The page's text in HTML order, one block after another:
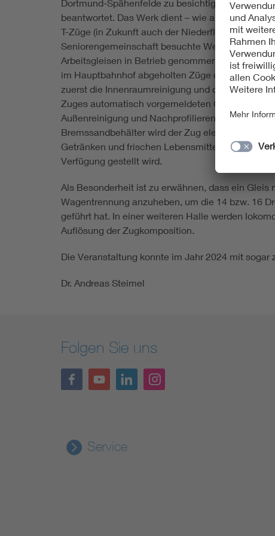
Dortmund-Spähenfelde zu besichtigen. In einem
beantwortet. Das Werk dient – wie auch die
T-Züge (in Zukunft auch der Niederflur-ICE-L)
Seniorengemeinschaft besuchte Werk in
Arbeitsgleisen in Betrieb genommen, die mit
im Hauptbahnhof abgeholten Züge durchlaufen
zuerst die Innenraumreinigung und die
Zuges automatisch vorgemeldeten
Außenreinigung und Nachprofilieren der
Bremssandbehälter wird der Zug elektronisch
Getränken und frischen Lebensmitteln bestückt,
Verfügung gestellt wird.
Als Besonderheit ist zu erwähnen, dass ein
Wagentrennung anzuheben, um die 14 bzw. 16
geführt hat. In einer weiteren Halle werden
Auflösung der Zugkomposition.
Die Veranstaltung konnte im Jahr 2024 mit
Dr. Andreas Steimel
Folgen Sie uns
Service